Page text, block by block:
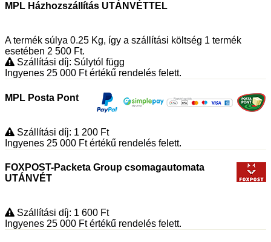
MPL Házhozszállítás UTÁNVÉTTEL
A termék súlya 0.25 Kg, így a szállítási költség 1 termék
esetében 2 500 Ft.
Szállítási díj: Súlytól függ
Ingyenes 25 000 Ftértékű rendelés felett.
MPL Posta Pont
Szállítási díj: 1 200 Ft
Ingyenes 25 000 Ftértékű rendelés felett.
FOXPOST-Packeta Group csomagautomata
UTÁNVÉT
Szállítási díj: 1 600 Ft
Ingyenes 25 000 Ftértékű rendelés felett.